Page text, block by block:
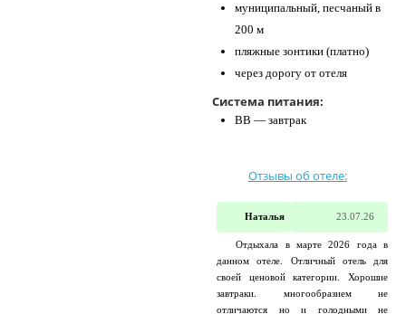
муниципальный, песчаный в
200 м
пляжные зонтики (платно)
через дорогу от отеля
Система питания:
BB — завтрак
Отзывы об отеле:
Наталья 23.07.26
Отдыхала в марте 2026 года в
данном отеле. Отличный отель для
своей ценовой категории. Хорошие
завтраки. многообразием не
отличаются но и голодными не